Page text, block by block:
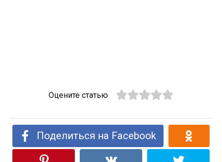
Оцените статью
Поделиться на Facebook